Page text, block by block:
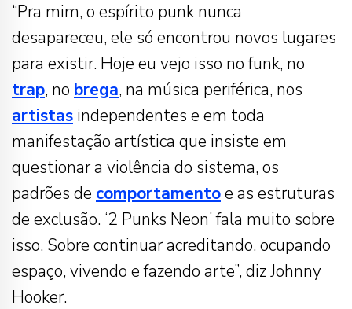
“Pra mim, o espírito punk nunca
desapareceu, ele só encontrou novos lugares
para existir. Hoje eu vejo isso no funk, no
trap, no brega, na música periférica, nos
artistas independentes e em toda
manifestação artística que insiste em
questionar a violência do sistema, os
padrões de comportamentoe as estruturas
de exclusão. ‘2 Punks Neon’ fala muito sobre
isso. Sobre continuar acreditando, ocupando
espaço, vivendo e fazendo arte”, diz Johnny
Hooker.